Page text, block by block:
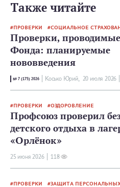
Также читайте
ПРОВЕРКИ СОЦИАЛЬНОЕ
Проверки,
Фонда: планируемые
нововведения
№ 7 (175) 2026 Косько Юрий, 20 июля 2026
ПРОВЕРКИ ОЗДОРОВЛЕНИЕ
Профсоюз проверил
детского отдыха в
«Орлёнок»
25 июня 2026 118
ПРОВЕРКИ ЗАЩИТА